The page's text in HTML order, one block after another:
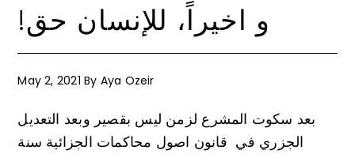
!و اخيراً، للإنسان حق
May 2, 2021 By Aya Ozeir
بعد سكوت المشرع لزمن ليس بقصير وبعد التعديل
الجزري في قانون اصول محاكمات الجزائية سنة